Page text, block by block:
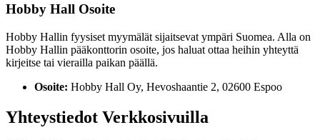
Hobby Hall Osoite
Hobby Hallin fyysiset myymälät sijaitsevat ympäri Suomea. Alla on
Hobby Hallin pääkonttorin osoite, jos haluat ottaa heihin yhteyttä
kirjeitse tai vierailla paikan päällä.
Osoite: Hobby Hall Oy, Hevoshaantie 2, 02600 Espoo
Yhteystiedot Verkkosivuilla